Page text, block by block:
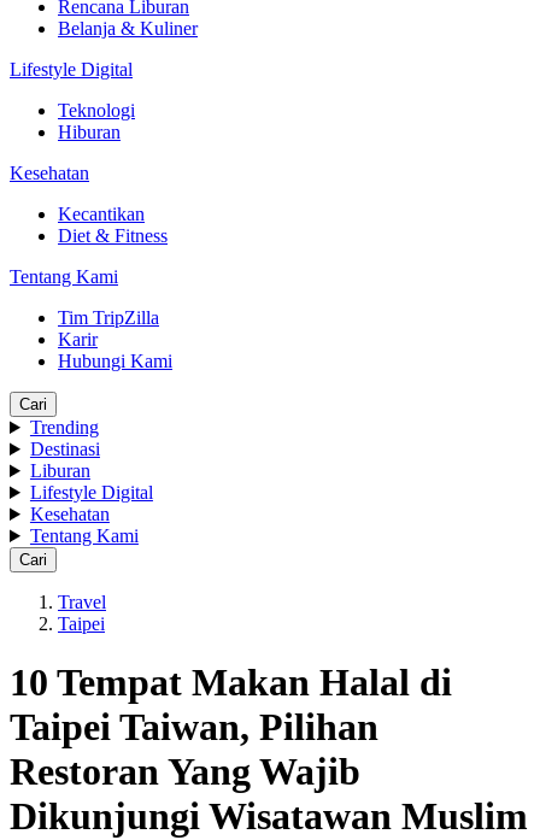
Rencana Liburan
Belanja & Kuliner
Lifestyle Digital
Teknologi
Hiburan
Kesehatan
Kecantikan
Diet & Fitness
Tentang Kami
Tim TripZilla
Karir
Hubungi Kami
Cari
Trending
Destinasi
Liburan
Lifestyle Digital
Kesehatan
Tentang Kami
Cari
Travel
Taipei
10 Tempat Makan Halal di
Taipei Taiwan, Pilihan
Restoran Yang Wajib
Dikunjungi Wisatawan Muslim